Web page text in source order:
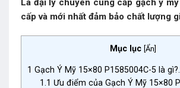
Là đại lý chuyên cung cấp gạch ý
cấp và mới nhất đảm bảo chất lượng
Mục lục [Ẩn]
1 Gạch Ý Mỹ 15×80 P1585004C-5 là gì?.
1.1 Ưu điểm của Gạch Ý Mỹ 15×80